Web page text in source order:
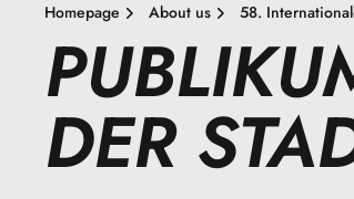
Homepage About us 58.
DER